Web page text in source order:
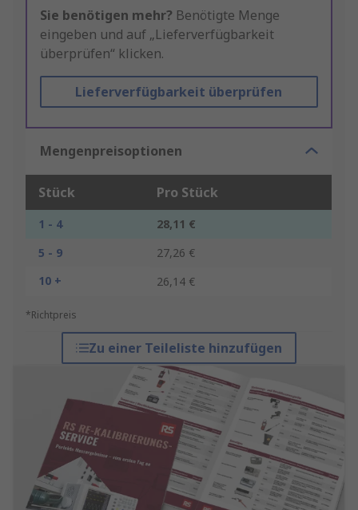
Sie benötigen mehr? Benötigte Menge
eingeben und auf „Lieferverfügbarkeit
überprüfen“ klicken.
Lieferverfügbarkeit überprüfen
Mengenpreisoptionen
Stück Pro Stück
1 - 4
28,11 €
5 - 9
27,26 €
10 +
26,14 €
*Richtpreis
Zu einer Teileliste hinzufügen